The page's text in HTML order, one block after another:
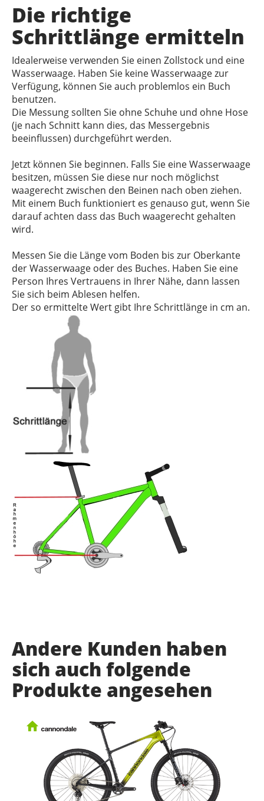
Die richtige
Schrittlänge ermitteln
Idealerweise verwenden Sie einen Zollstock und eine
Wasserwaage. Haben Sie keine Wasserwaage zur
Verfügung, können Sie auch problemlos ein Buch
benutzen.
Die Messung sollten Sie ohne Schuhe und ohne Hose
(je nach Schnitt kann dies, das Messergebnis
beeinflussen) durchgeführt werden.
Jetzt können Sie beginnen. Falls Sie eine Wasserwaage
besitzen, müssen Sie diese nur noch möglichst
waagerecht zwischen den Beinen nach oben ziehen.
Mit einem Buch funktioniert es genauso gut, wenn Sie
darauf achten dass das Buch waagerecht gehalten
wird.
Messen Sie die Länge vom Boden bis zur Oberkante
der Wasserwaage oder des Buches. Haben Sie eine
Person Ihres Vertrauens in Ihrer Nähe, dann lassen
Sie sich beim Ablesen helfen.
Der so ermittelte Wert gibt Ihre Schrittlänge in cm an.
Andere Kunden haben
sich auch folgende
Produkte angesehen